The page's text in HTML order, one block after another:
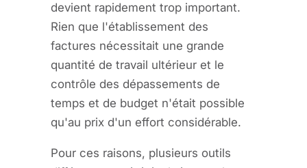
devient rapidement trop important.
Rien que l'établissement des
factures nécessitait une grande
quantité de travail ultérieur et le
contrôle des dépassements de
temps et de budget n'était possible
qu'au prix d'un effort considérable.
Pour ces raisons, plusieurs outils